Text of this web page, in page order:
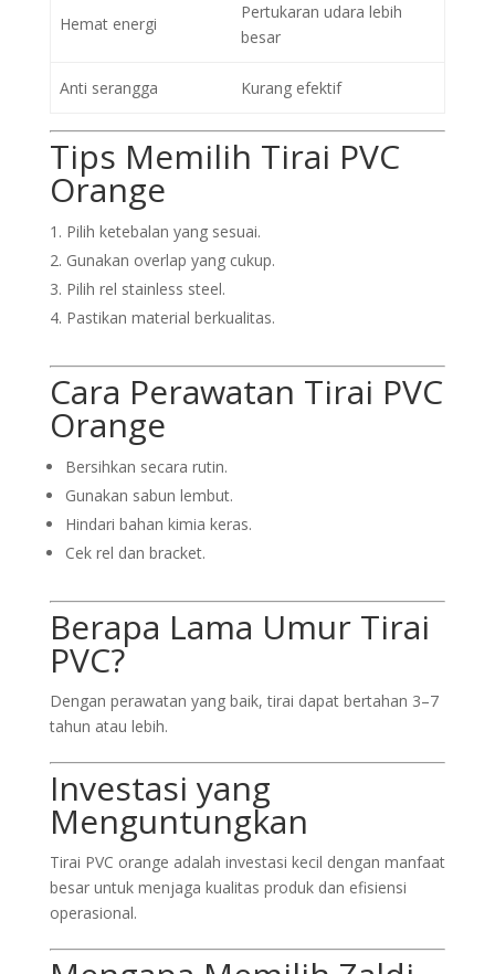
Hemat energi
Pertukaran udara lebih
besar
Anti serangga Kurang efektif
Tips Memilih Tirai PVC
Orange
Pilih ketebalan yang sesuai.
Gunakan overlap yang cukup.
Pilih rel stainless steel.
Pastikan material berkualitas.
Cara Perawatan Tirai PVC
Orange
Bersihkan secara rutin.
Gunakan sabun lembut.
Hindari bahan kimia keras.
Cek rel dan bracket.
Berapa Lama Umur Tirai
PVC?
Dengan perawatan yang baik, tirai dapat bertahan 3–7
tahun atau lebih.
Investasi yang
Menguntungkan
Tirai PVC orange adalah investasi kecil dengan manfaat
besar untuk menjaga kualitas produk dan efisiensi
operasional.